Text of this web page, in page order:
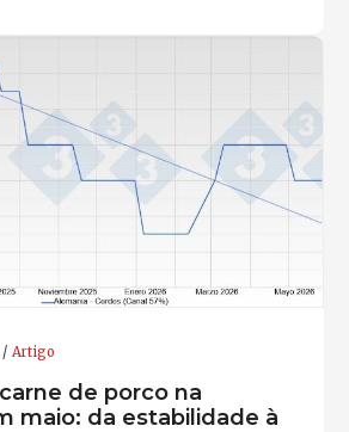
Artigo
de porco na
maio: da estabilidade à